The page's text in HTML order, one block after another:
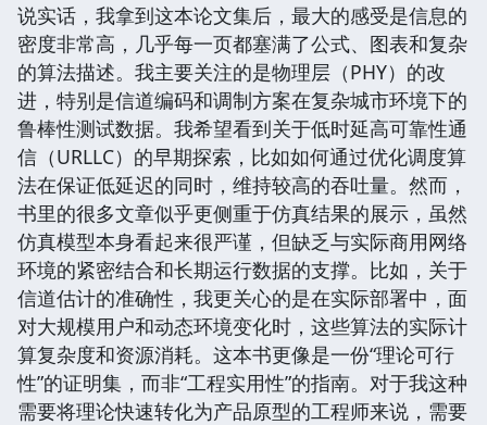
说实话，我拿到这本论文集后，最大的感受是信息的
密度非常高，几乎每一页都塞满了公式、图表和复杂
的算法描述。我主要关注的是物理层（PHY）的改
进，特别是信道编码和调制方案在复杂城市环境下的
鲁棒性测试数据。我希望看到关于低时延高可靠性通
信（URLLC）的早期探索，比如如何通过优化调度算
法在保证低延迟的同时，维持较高的吞吐量。然而，
书里的很多文章似乎更侧重于仿真结果的展示，虽然
仿真模型本身看起来很严谨，但缺乏与实际商用网络
环境的紧密结合和长期运行数据的支撑。比如，关于
信道估计的准确性，我更关心的是在实际部署中，面
对大规模用户和动态环境变化时，这些算法的实际计
算复杂度和资源消耗。这本书更像是一份“理论可行
性”的证明集，而非“工程实用性”的指南。对于我这种
需要将理论快速转化为产品原型的工程师来说，需要